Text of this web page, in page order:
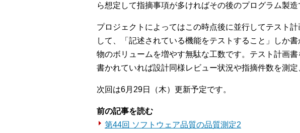
ら想定して指摘事項が多ければその後のプログラム製
プロジェクトによってはこの時点後に並行してテスト
して、「記述されている機能をテストすること」しか
物のボリュームを増やす無駄な工数です。テスト計画
書かれていれば設計同様レビュー状況や指摘件数を測
次回は6月29日（木）更新予定です。
前の記事を読む
第44回 ソフトウェア品質の品質測定2